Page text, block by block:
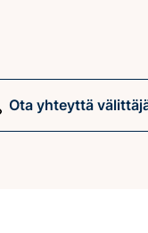
Ota yhteyttä